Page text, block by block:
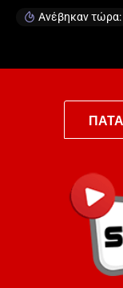
Ανέβηκαν τώρα:
ΠΑΤΑ